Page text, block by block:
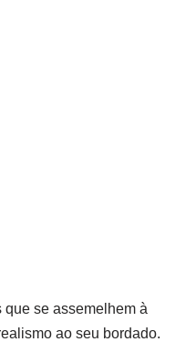
que se assemelhem à
ao seu bordado.